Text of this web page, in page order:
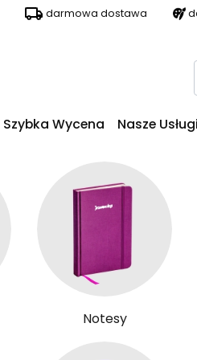
darmowa dostawa
Szybka Wycena Nasze Usługi
Notesy